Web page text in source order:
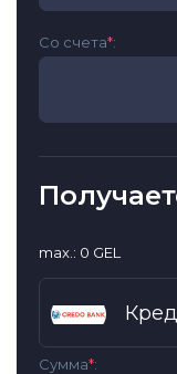
Со счета*:
max.: 0 GEL
Сумма*: